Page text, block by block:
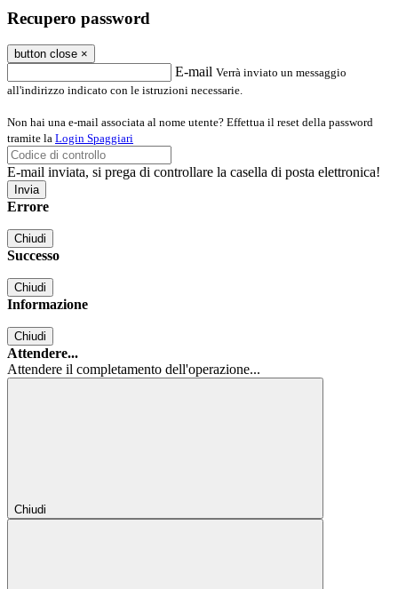
Recupero password
button close ×
E-mail Verrà inviato un messaggio
all'indirizzo indicato con le istruzioni necessarie.
Non hai una e-mail associata al nome utente? Effettua il reset della password
tramite la Login Spaggiari
E-mail inviata, si prega di controllare la casella di posta elettronica!
Errore
Chiudi
Successo
Chiudi
Informazione
Chiudi
Attendere...
Attendere il completamento dell'operazione...
Chiudi